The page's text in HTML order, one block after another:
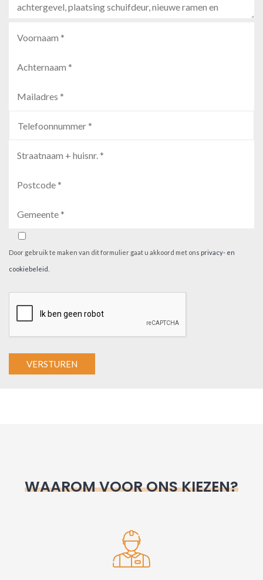
Door gebruik te maken van dit formulier gaat u akkoord met ons privacy- en
cookiebeleid
WAAROM VOOR ONS KIEZEN?